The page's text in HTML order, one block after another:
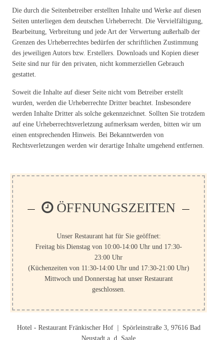
Die durch die Seitenbetreiber erstellten Inhalte und Werke auf diesen
Seiten unterliegen dem deutschen Urheberrecht. Die Vervielfältigung,
Bearbeitung, Verbreitung und jede Art der Verwertung außerhalb der
Grenzen des Urheberrechtes bedürfen der schriftlichen Zustimmung
des jeweiligen Autors bzw. Erstellers. Downloads und Kopien dieser
Seite sind nur für den privaten, nicht kommerziellen Gebrauch
gestattet.
Soweit die Inhalte auf dieser Seite nicht vom Betreiber erstellt
wurden, werden die Urheberrechte Dritter beachtet. Insbesondere
werden Inhalte Dritter als solche gekennzeichnet. Sollten Sie trotzdem
auf eine Urheberrechtsverletzung aufmerksam werden, bitten wir um
einen entsprechenden Hinweis. Bei Bekanntwerden von
Rechtsverletzungen werden wir derartige Inhalte umgehend entfernen.
ÖFFNUNGSZEITEN
Unser Restaurant hat für Sie geöffnet:
Freitag bis Dienstag von 10:00-14:00 Uhr und 17:30-
23:00 Uhr
(Küchenzeiten von 11:30-14:00 Uhr und 17:30-21:00 Uhr)
Mittwoch und Donnerstag hat unser Restaurant
geschlossen.
Hotel - Restaurant Fränkischer Hof | Spörleinstraße 3, 97616 Bad
Neustadt a. d. Saale